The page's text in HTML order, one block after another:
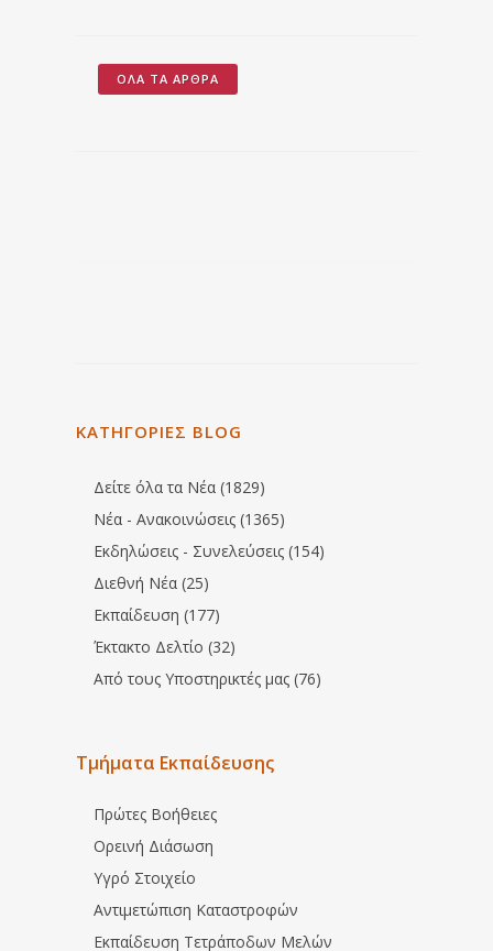
ΌΛΑ ΤΑ ΆΡΘΡΑ
ΚΑΤΗΓΟΡΙΕΣ BLOG
Δείτε όλα τα Νέα (1829)
Νέα - Ανακοινώσεις (1365)
Εκδηλώσεις - Συνελεύσεις (154)
Διεθνή Νέα (25)
Εκπαίδευση (177)
Έκτακτο Δελτίο (32)
Από τους Υποστηρικτές μας (76)
Τμήματα Εκπαίδευσης
Πρώτες Βοήθειες
Ορεινή Διάσωση
Υγρό Στοιχείο
Αντιμετώπιση Καταστροφών
Εκπαίδευση Τετράποδων Μελών